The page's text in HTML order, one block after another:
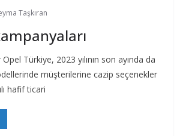
Taşkıran
Türkiye, 2023 yılının son ayında da
müşterilerine cazip seçenekler
hafif ticari